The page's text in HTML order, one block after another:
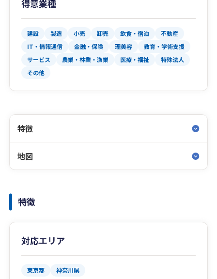
得意業種
建設 製造 小売 卸売 飲食・宿泊
不動産
IT・情報通信
金融・保険 理美容
教育・学術支援
サービス
農業・林業・漁業 医療・福祉
特殊法人
その他
特徴
地図
特徴
対応エリア
東京都 神奈川県